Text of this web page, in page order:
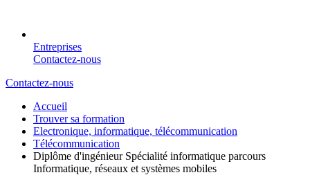
Entreprises
Contactez-nous
Contactez-nous
Accueil
Trouver sa formation
Electronique, informatique, télécommunication
Télécommunication
Diplôme d'ingénieur Spécialité informatique parcours
Informatique, réseaux et systèmes mobiles